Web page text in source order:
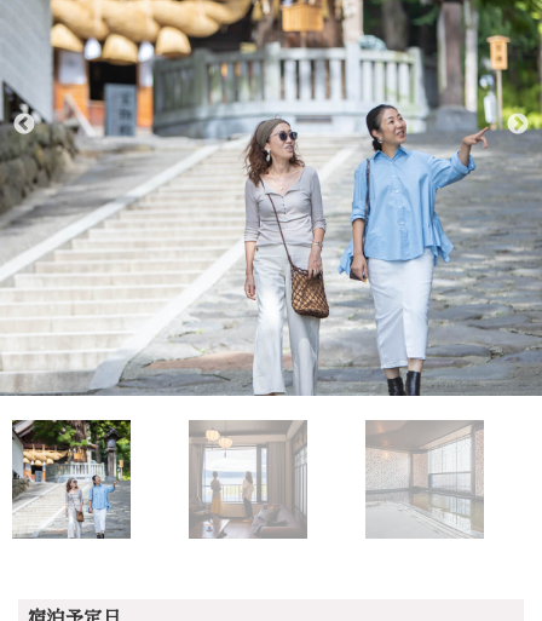
宿泊予定日